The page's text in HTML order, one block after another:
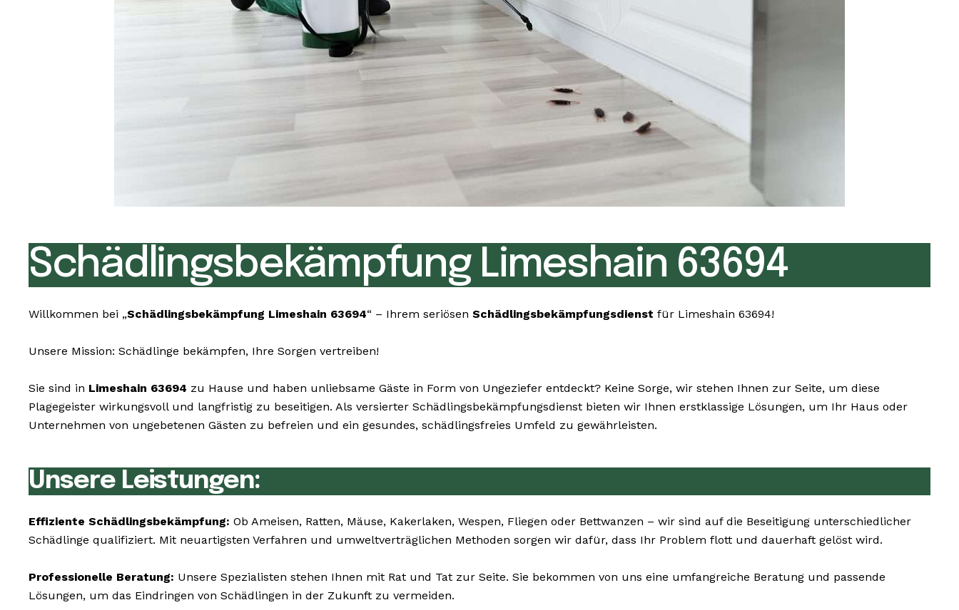
Schädlingsbekämpfung Limeshain 63694
Willkommen bei „Schädlingsbekämpfung Limeshain 63694“ – Ihrem seriösen Schädlingsbekämpfungsdienst für Limeshain 63694!
Unsere Mission: Schädlinge bekämpfen, Ihre Sorgen vertreiben!
Sie sind in Limeshain 63694 zu Hause und haben unliebsame Gäste in Form von Ungeziefer entdeckt? Keine Sorge, wir stehen Ihnen zur Seite, um diese
Plagegeister wirkungsvoll und langfristig zu beseitigen. Als versierter Schädlingsbekämpfungsdienst bieten wir Ihnen erstklassige Lösungen, um Ihr Haus oder
Unternehmen von ungebetenen Gästen zu befreien und ein gesundes, schädlingsfreies Umfeld zu gewährleisten.
Unsere Leistungen:
Effiziente Schädlingsbekämpfung: Ob Ameisen, Ratten, Mäuse, Kakerlaken, Wespen, Fliegen oder Bettwanzen – wir sind auf die Beseitigung unterschiedlicher
Schädlinge qualifiziert. Mit neuartigsten Verfahren und umweltverträglichen Methoden sorgen wir dafür, dass Ihr Problem flott und dauerhaft gelöst wird.
Professionelle Beratung: Unsere Spezialisten stehen Ihnen mit Rat und Tat zur Seite. Sie bekommen von uns eine umfangreiche Beratung und passende
Lösungen, um das Eindringen von Schädlingen in der Zukunft zu vermeiden.